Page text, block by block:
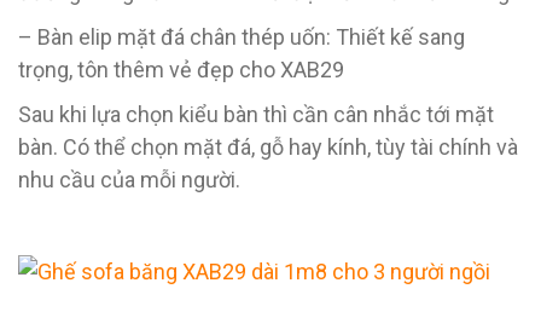
– Bàn elip mặt đá chân thép uốn: Thiết kế sang
trọng, tôn thêm vẻ đẹp cho XAB29
Sau khi lựa chọn kiểu bàn thì cần cân nhắc tới mặt
bàn. Có thể chọn mặt đá, gỗ hay kính, tùy tài chính và
nhu cầu của mỗi người.